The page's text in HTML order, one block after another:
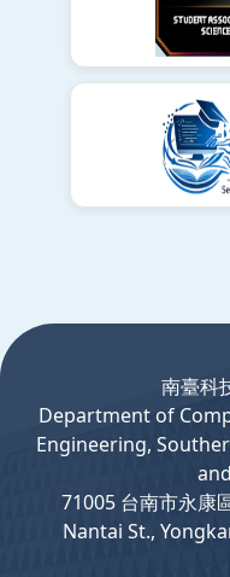
南臺科
Departmentof
Engineering,
71005 台南市永康
Nantai St.,